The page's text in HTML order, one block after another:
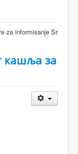
informisanje Srba u
кашља за